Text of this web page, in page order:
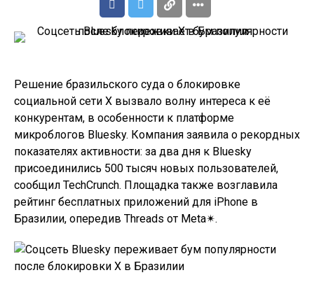
Решение бразильского суда о блокировке
социальной сети X вызвало волну интереса к её
конкурентам, в особенности к платформе
микроблогов Bluesky. Компания заявила о рекордных
показателях активности: за два дня к Bluesky
присоединились 500 тысяч новых пользователей,
сообщил TechCrunch. Площадка также возглавила
рейтинг бесплатных приложений для iPhone в
Бразилии, опередив Threads от Meta✴.